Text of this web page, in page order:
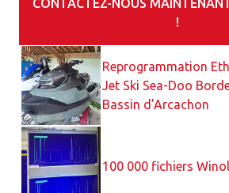
CONTACTEZ-NOUS
!
Reprogrammation
Jet Ski Sea-Doo
Bassin d'Arcachon
100 000 fichiers